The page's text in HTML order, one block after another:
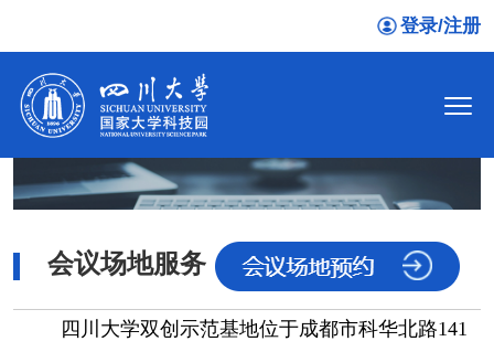
登录/注册
会议场地服务
四川大学双创示范基地位于成都市科华北路141